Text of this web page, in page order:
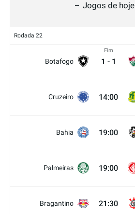
Jogos de hoje
Rodada 22
Botafogo
Fim
1 - 1
Cruzeiro 14:00
Bahia 19:00
Palmeiras 19:00
Bragantino 21:30